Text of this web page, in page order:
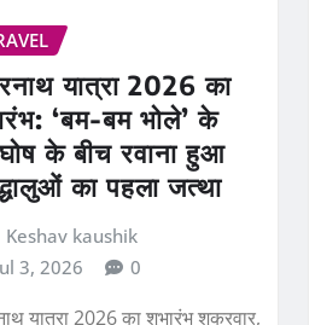
यात्रा 2026 का
‘बम-बम भोले’ के
के बीच रवाना हुआ
का पहला जत्था
Keshav kaushik
3, 2026
0
यात्रा 2026 का शुभारंभ शुक्रवार,